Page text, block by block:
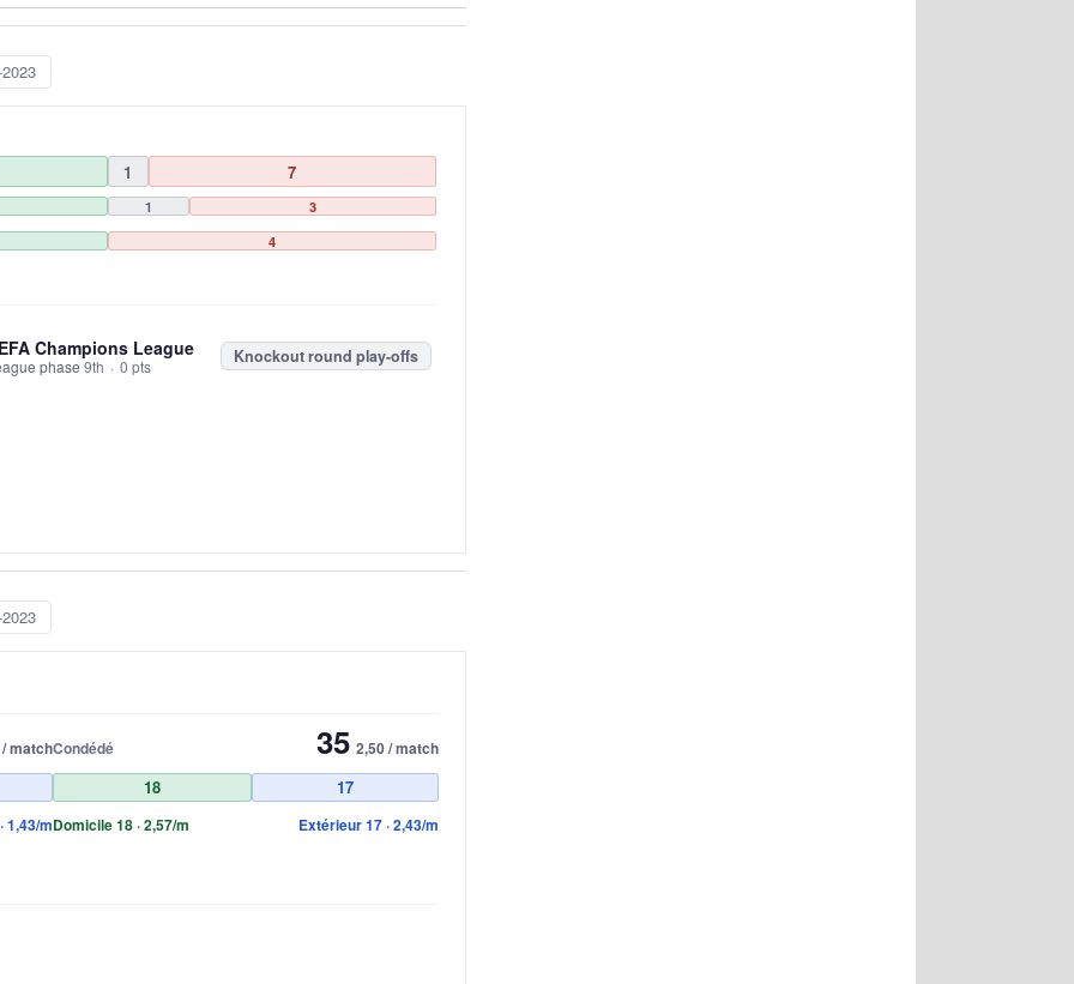
1 7
1 3
4
Champions League
phase 9th · 0 pts Knockout round play-offs
match
1,43/m
Condédé 35 2,50 / match
18 17
Domicile 18 · 2,57/m Extérieur 17 · 2,43/m